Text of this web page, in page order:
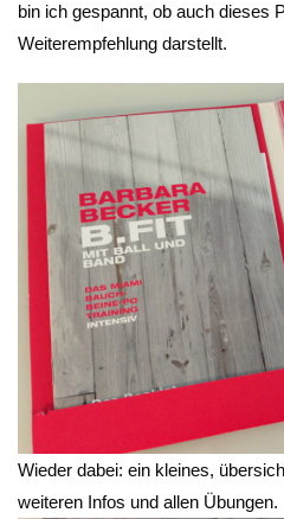
bin ich gespannt, ob auch dieses
Weiterempfehlung darstellt.
Wieder dabei: ein kleines,
weiteren Infos und allen Übungen.